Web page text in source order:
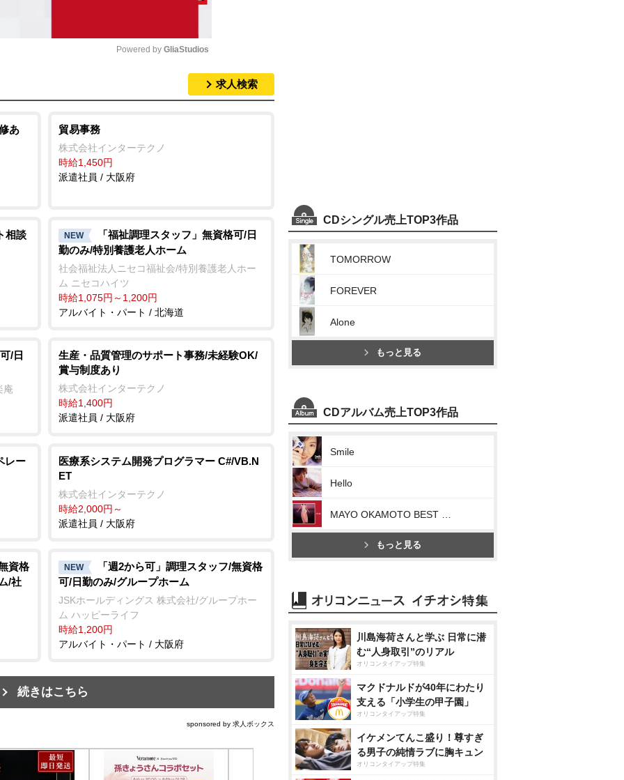
e
Powered by GliaStudios
求人検索
あ 貿易事務
株式会社インターテクノ
時給1,450円
派遣社員 / 大阪府
相談 NEW
「福祉調理スタッフ」無資格可/日
勤のみ/特別養護老人ホーム
社会福祉法人ニセコ福祉会/特別養護老人ホー
ム ニセコハイツ
時給1,075円～1,200円
アルバイト・パート / 北海道
/日
庵
生産・品質管理のサポート事務/未経験OK/
賞与制度あり
株式会社インターテクノ
時給1,400円
派遣社員 / 大阪府
レー
医療系システム開発プログラマー C#/VB.N
ET
株式会社インターテクノ
時給2,000円～
派遣社員 / 大阪府
資格
/社
NEW
「週2から可」調理スタッフ/無資格
可/日勤のみ/グループホーム
JSKホールディングス 株式会社/グループホー
ム ハッピーライフ
時給1,200円
アルバイト・パート / 大阪府
続きはこちら
sponsored by 求人ボックス
CDシングル売上TOP3作品
TOMORROW
FOREVER
Alone
もっと見る
CDアルバム売上TOP3作品
Smile
Hello
もっと見る
川島海荷さんと学ぶ 日常に潜
む“人身取引”のリアル
オリコンタイアップ特集
マクドナルドが40年にわたり
支える「小学生の甲子園」
オリコンタイアップ特集
イケメンてんこ盛り！尊すぎ
る男子の純情ラブに胸キュン
オリコンタイアップ特集